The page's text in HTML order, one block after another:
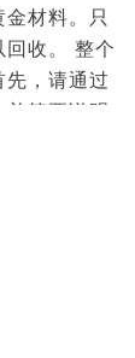
材料。只
收。 整个
，请通过
并简要说明